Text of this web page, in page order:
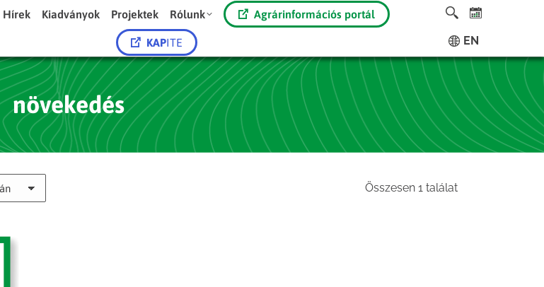
Hírek Kiadványok Projektek Rólunk Agrárinformációs portál
KAPITE EN
növekedés
Összesen 1 találat